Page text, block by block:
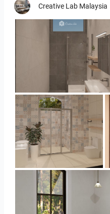
Creative Lab Malaysia
Collen_Bathroom
Collen_Bathroom